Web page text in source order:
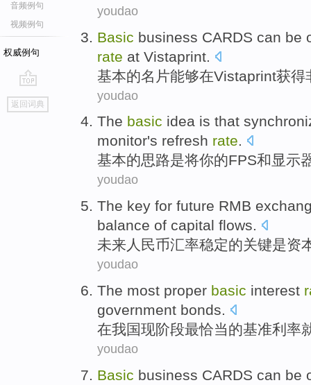
音频例句
视频例句
权威例句
go
top
返回词典
youdao
Basic business CARDS can be
rate at Vistaprint.
基本的名片能够在Vistaprint获得
youdao
The basic idea is that
monitor's refresh rate.
基本的思路是将你的FPS和显示
youdao
The key for future RMB
balance of capital flows.
未来人民币汇率稳定的关键是资
youdao
The most proper basic interest
government bonds.
在我国现阶段最恰当的基准利率
youdao
Basic business CARDS can be